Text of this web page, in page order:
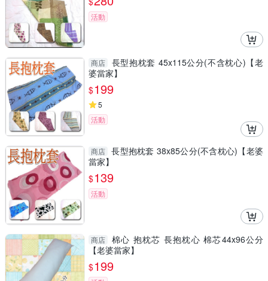
活動
商店
長型抱枕套 45x115公分(不含枕心)【老
婆當家】
$199
5
活動
商店 長型抱枕套 38x85公分(不含枕心)【老婆
當家】
$139
活動
商店
棉心 抱枕芯 長抱枕心 棉芯44x96公分
【老婆當家】
$199